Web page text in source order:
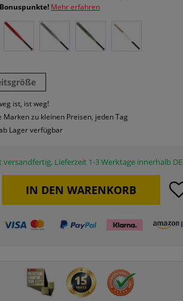
Mehr erfahren
ist, ist weg!
Marken zu kleinen Preisen, jeden Tag
Lager verfügbar
versandfertig, Lieferzeit 1-3 Werktage innerhalb DE
IN DEN WARENKORB